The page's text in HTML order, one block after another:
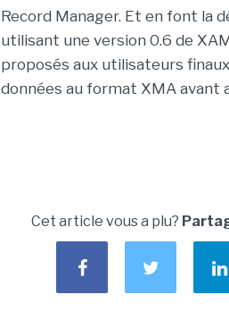
Record Manager. Et en font la
utilisant une version 0.6 de
proposés aux utilisateurs
données au format XMA avant
Cet article vous a plu?